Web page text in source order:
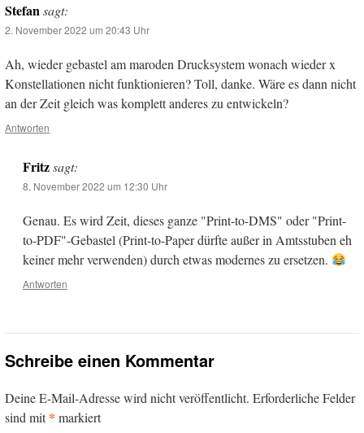
Stefansagt:
2. November 2022 um 20:43 Uhr
Ah, wieder gebastel am maroden Drucksystem wonach wieder x
Konstellationen nicht funktionieren? Toll, danke. Wäre es dann nicht
an der Zeit gleich was komplett anderes zu entwickeln?
Antworten
Fritz sagt:
8. November 2022 um 12:30 Uhr
Genau. Es wird Zeit, dieses ganze "Print-to-DMS" oder "Print-
to-PDF"-Gebastel (Print-to-Paper dürfte außer in Amtsstuben eh
keiner mehr verwenden) durch etwas modernes zu ersetzen.
Antworten
Schreibe einen Kommentar
Deine E-Mail-Adresse wird nicht veröffentlicht. Erforderliche Felder
sind mit* markiert